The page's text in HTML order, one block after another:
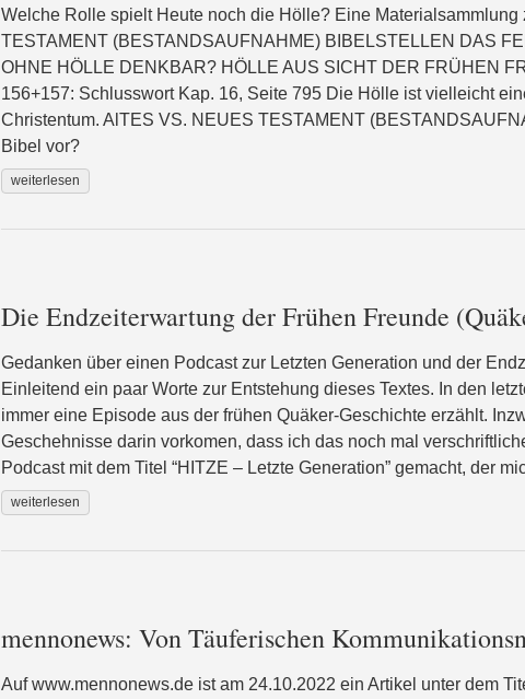
Welche Rolle spielt Heute noch die Hölle? Eine
TESTAMENT (BESTANDSAUFNAHME) BIBELSTELLEN DAS
OHNE HÖLLE DENKBAR? HÖLLE AUS SICHT DER FRÜHEN
156+157: Schlusswort Kap. 16, Seite 795 Die Hölle ist vielleicht
Christentum. AlTES VS. NEUES TESTAMENT
Bibel vor?
weiterlesen
Die Endzeiterwartung der Frühen Freunde
Gedanken über einen Podcast zur Letzten Generation und der
Einleitend ein paar Worte zur Entstehung dieses Textes. In den
immer eine Episode aus der frühen Quäker-Geschichte erzählt.
Geschehnisse darin vorkomen, dass ich das noch mal
Podcast mit dem Titel “HITZE – Letzte Generation” gemacht, der
weiterlesen
mennonews: Von Täuferischen
Auf www.mennonews.de ist am 24.10.2022 ein Artikel unter dem